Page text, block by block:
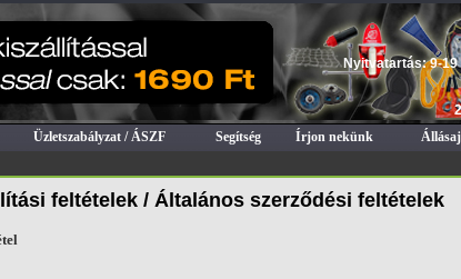
Nyitvatartás: 9-
Üzletszabályzat / ÁSZF Segítség Írjon nekünk
feltételek / Általános szerződési feltételek